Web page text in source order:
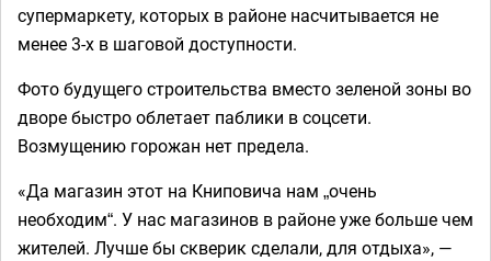
супермаркету, которых в районе насчитывается не
менее 3-х в шаговой доступности.
Фото будущего строительства вместо зеленой зоны во
дворе быстро облетает паблики в соцсети.
Возмущению горожан нет предела.
«Да магазин этот на Книповича нам „очень
необходим“. У нас магазинов в районе уже больше чем
жителей. Лучше бы скверик сделали, для отдыха», —